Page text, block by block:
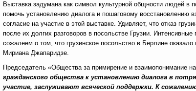
Выставка задумана как символ культурной общности людей в
помочь установлению диалога и пошаговому восстановлению
согласие на участие в этой выставке. Удивляет, что отказ
после их долгих разговоров в посольстве Грузии.
сожалеем о том, что грузинское посольство в Берлине
Мириана Джапаридзе.
Председатель «Общества за примирение и взаимопонимание
гражданского общества к установлению диалога в
участие, заслуживают всяческой поддержки. К